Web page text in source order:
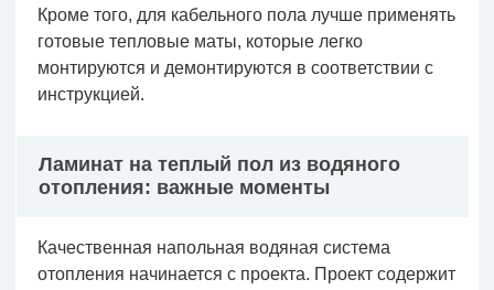
Кроме того, для кабельного пола лучше применять
готовые тепловые маты, которые легко
монтируются и демонтируются в соответствии с
инструкцией.
Ламинат на теплый пол из водяного
отопления: важные моменты
Качественная напольная водяная система
отопления начинается с проекта. Проект содержит